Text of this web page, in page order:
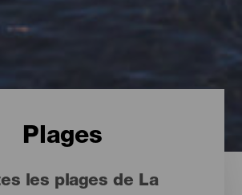
Plages
les plages de La